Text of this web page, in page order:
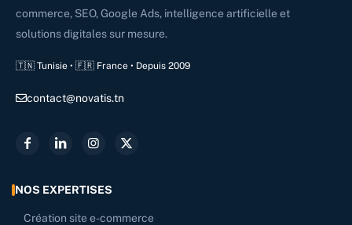
commerce, SEO, Google Ads, intelligence artificielle et
solutions digitales sur mesure.
🇹🇳 Tunisie • 🇫🇷 France • Depuis 2009
contact@novatis.tn
NOS EXPERTISES
Création site e-commerce